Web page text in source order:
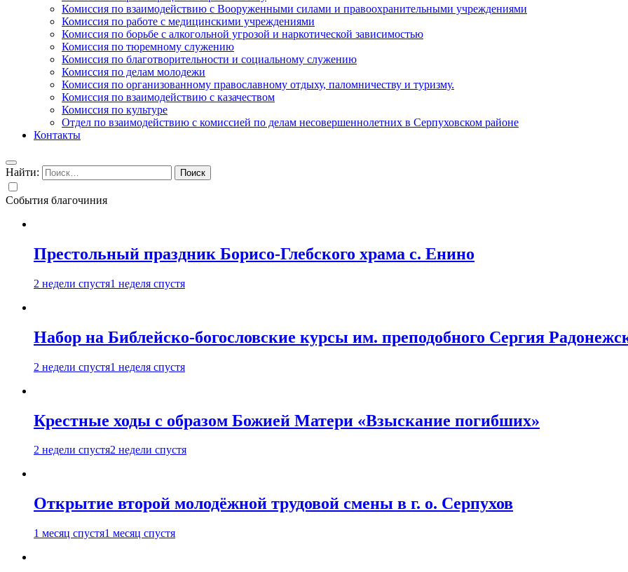
Комиссия по взаимодействию с Вооруженными силами и правоохранительными учреждениями
Комиссия по работе с медицинскими учреждениями
Комиссия по борьбе с алкогольной угрозой и наркотической зависимостью
Комиссия по тюремному служению
Комиссия по благотворительности и социальному служению
Комиссия по делам молодежи
Комиссия по организованному православному отдыху, паломничеству и туризму.
Комиссия по взаимодействию с казачеством
Комиссия по культуре
Отдел по взаимодействию с комиссией по делам несовершеннолетних в Серпуховском районе
Контакты
Найти:
События благочиния
Престольный праздник Борисо-Глебского храма с. Енино
2 недели спустя1 неделя спустя
Набор на Библейско-богословские курсы им. преподобного Сергия
2 недели спустя1 неделя спустя
Крестные ходы с образом Божией Матери «Взыскание погибших»
2 недели спустя2 недели спустя
Открытие второй молодёжной трудовой смены в г. о. Серпухов
1 месяц спустя1 месяц спустя